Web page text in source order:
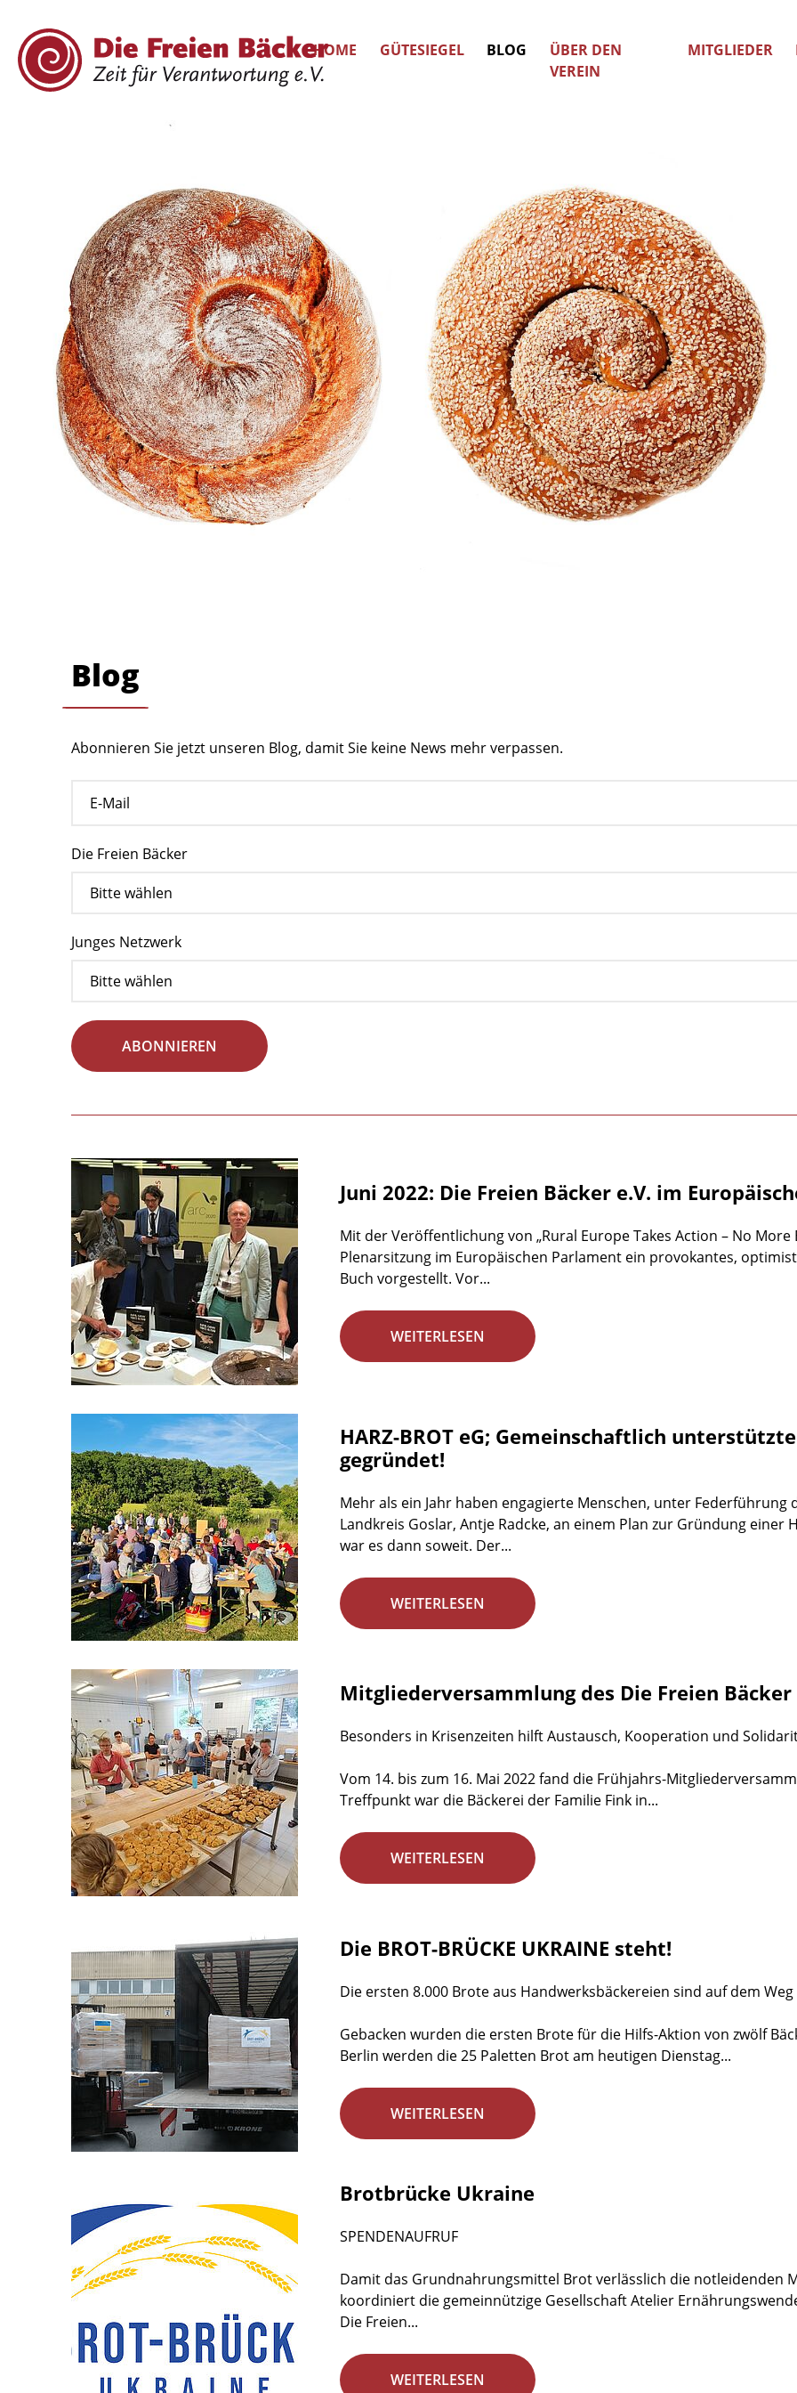
HOME GÜTESIEGEL BLOG
ÜBER DEN
VEREIN
MITGLIEDER
Blog
Abonnieren Sie jetzt unseren Blog, damit Sie keine News mehr verpassen.
Die Freien Bäcker
Junges Netzwerk
ABONNIEREN
Juni 2022: Die Freien Bäcker e.V. im
Mit der Veröffentlichung von „Rural Europe Takes Action – No
Plenarsitzung im Europäischen Parlament ein provokantes,
Buch vorgestellt. Vor...
WEITERLESEN
HARZ-BROT eG; Gemeinschaftlich
gegründet!
Mehr als ein Jahr haben engagierte Menschen, unter
Landkreis Goslar, Antje Radcke, an einem Plan zur Gründung einer
war es dann soweit. Der...
WEITERLESEN
Mitgliederversammlung des Die Freien Bäcker
Besonders in Krisenzeiten hilft Austausch, Kooperation und
Vom 14. bis zum 16. Mai 2022 fand die Frühjahrs-
Treffpunkt war die Bäckerei der Familie Fink in...
WEITERLESEN
Die BROT-BRÜCKE UKRAINE steht!
Die ersten 8.000 Brote aus Handwerksbäckereien sind auf dem
Gebacken wurden die ersten Brote für die Hilfs-Aktion von zwölf
Berlin werden die 25 Paletten Brot am heutigen Dienstag...
WEITERLESEN
Brotbrücke Ukraine
SPENDENAUFRUF
Damit das Grundnahrungsmittel Brot verlässlich die notleidenden
koordiniert die gemeinnützige Gesellschaft Atelier
Die Freien...
WEITERLESEN